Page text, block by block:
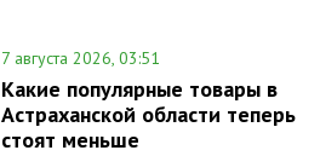
7 августа 2026, 03:51
Какие популярные товары в
Астраханской области теперь
стоят меньше